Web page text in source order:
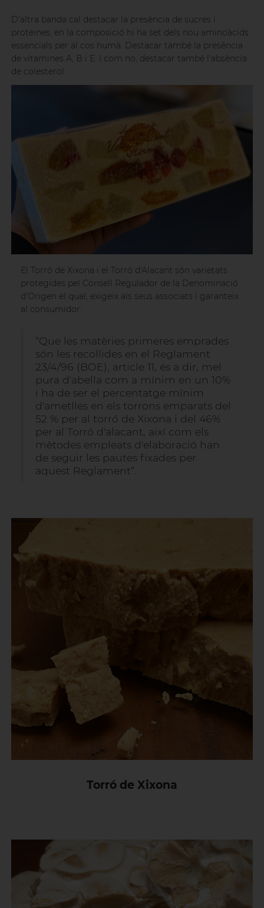
D'altra banda cal destacar la presència de sucres i
proteïnes, en la composició hi ha set dels nou aminoàcids
essencials per al cos humà. Destacar també la presència
de vitamines A, B i E. I com no, destacar també l'absència
de colesterol.
El Torró de Xixona i el Torró d'Alacant són varietats
protegides pel Consell Regulador de la Denominació
d'Origen el qual, exigeix ​​als seus associats i garanteix
al consumidor:
“Que les matèries primeres emprades
són les recollides en el Reglament
23/4/96 (BOE), article 11, és a dir, mel
pura d'abella com a mínim en un 10%
i ha de ser el percentatge mínim
d'ametlles en els torrons emparats del
52 % per al torró de Xixona i del 46%
per al Torró d'alacant, així com els
mètodes empleats d'elaboració han
de seguir les pautes fixades per
aquest Reglament”.
Torró de Xixona